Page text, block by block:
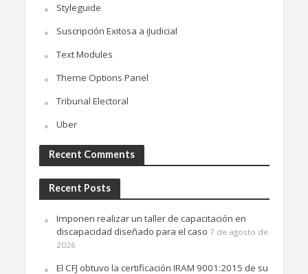
Styleguide
Suscripción Exitosa a iJudicial
Text Modules
Theme Options Panel
Tribunal Electoral
Uber
Recent Comments
Recent Posts
Imponen realizar un taller de capacitación en
discapacidad diseñado para el caso 7 de agosto de
2026
El CFJ obtuvo la certificación IRAM 9001:2015 de su